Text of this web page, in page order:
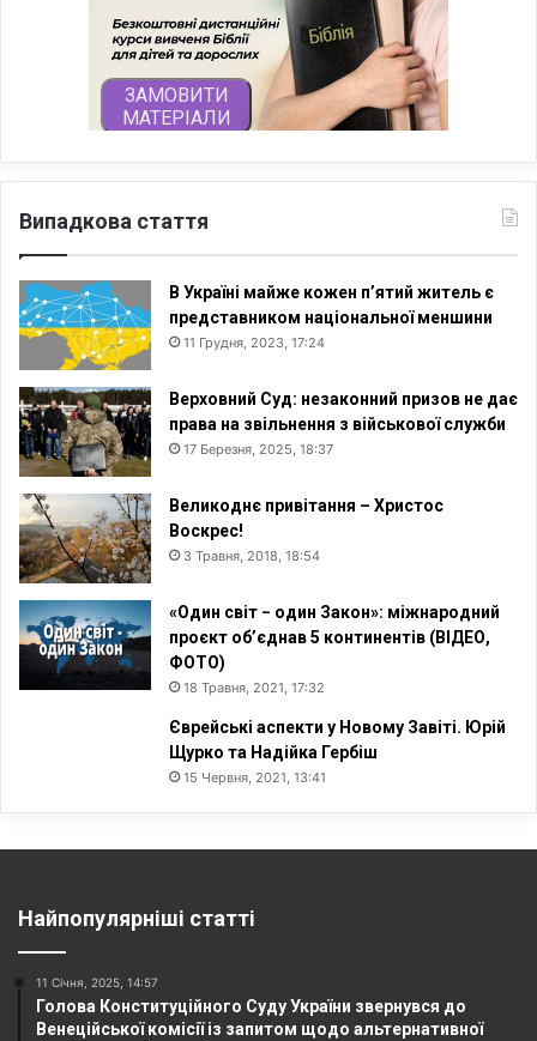
Випадкова стаття
В Україні майже кожен п’ятий житель є
представником національної меншини
11 Грудня, 2023, 17:24
Верховний Суд: незаконний призов не дає
права на звільнення з військової служби
17 Березня, 2025, 18:37
Великоднє привітання – Христос
Воскрес!
3 Травня, 2018, 18:54
«Один світ − один Закон»: міжнародний
проєкт об’єднав 5 континентів (ВІДЕО,
ФОТО)
18 Травня, 2021, 17:32
Єврейські аспекти у Новому Завіті. Юрій
Щурко та Надійка Гербіш
15 Червня, 2021, 13:41
Найпопулярніші статті
11 Січня, 2025, 14:57
Голова Конституційного Суду України звернувся до
Венеційської комісії із запитом щодо альтернативної